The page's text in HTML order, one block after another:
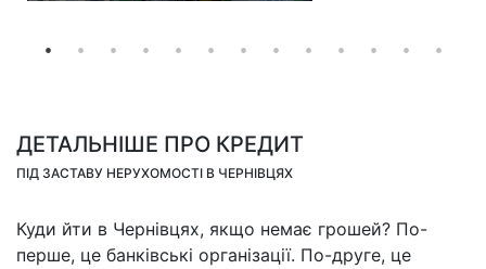
ДЕТАЛЬНІШЕ ПРО КРЕДИТ
ПІД ЗАСТАВУ НЕРУХОМОСТІ В ЧЕРНІВЦЯХ
Куди йти в Чернівцях, якщо немає грошей? По-
перше, це банківські організації. По-друге, це